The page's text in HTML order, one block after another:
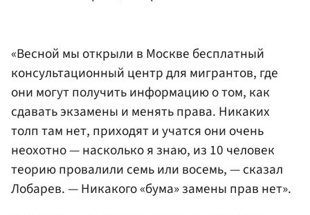
«Весной мы открыли в Москве бесплатный
консультационный центр для мигрантов, где
они могут получить информацию о том, как
сдавать экзамены и менять права. Никаких
толп там нет, приходят и учатся они очень
неохотно — насколько я знаю, из 10 человек
теорию провалили семь или восемь, — сказал
Лобарев. — Никакого «бума» замены прав нет».